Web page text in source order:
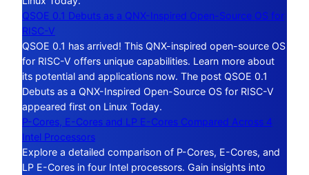
QSOE 0.1 Debuts as a QNX-Inspired Open-Source OS for
RISC-V
QSOE 0.1 has arrived! This QNX-inspired open-source OS
for RISC-V offers unique capabilities. Learn more about
its potential and applications now. The post QSOE 0.1
Debuts as a QNX-Inspired Open-Source OS for RISC-V
appeared first on Linux Today.
P-Cores, E-Cores and LP E-Cores Compared Across 4
Intel Processors
Explore a detailed comparison of P-Cores, E-Cores, and
LP E-Cores in four Intel processors. Gain insights into